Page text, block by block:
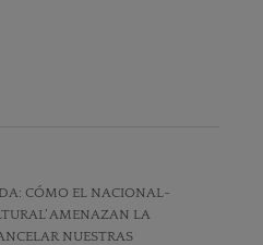
CÓMO EL NACIONAL-
AMENAZAN LA
NUESTRAS